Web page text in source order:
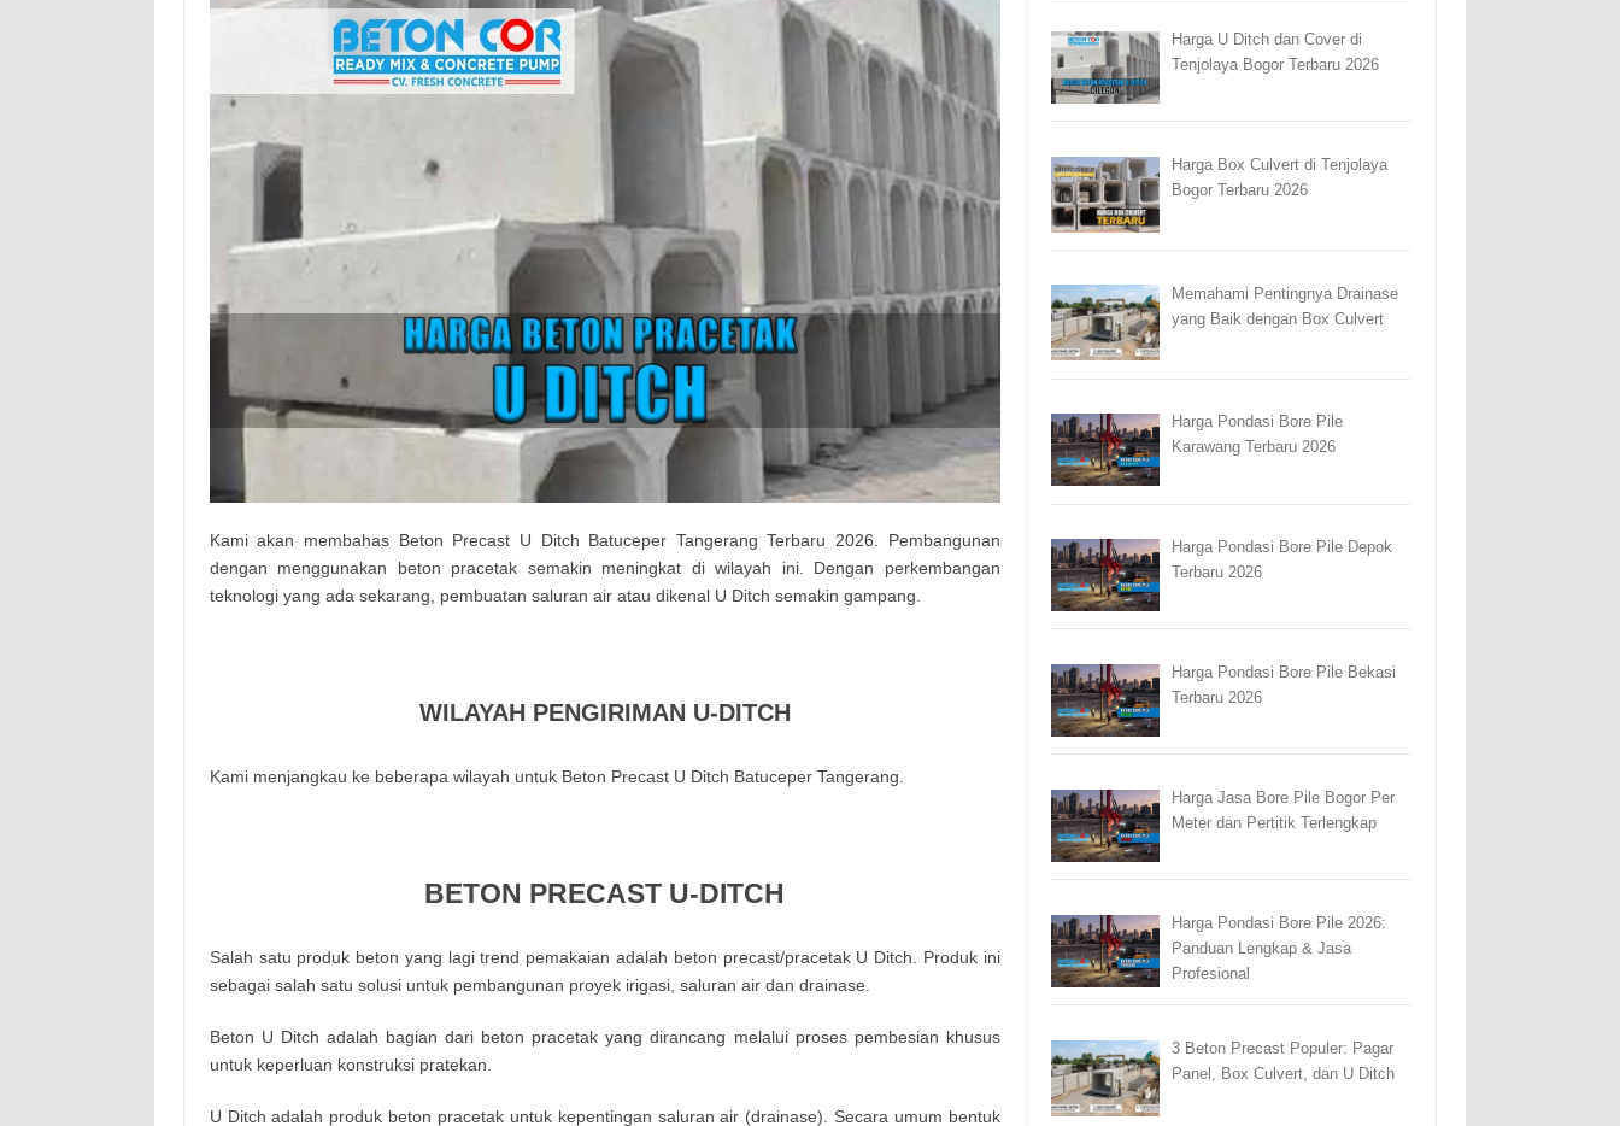
Kami akan membahas Beton Precast U Ditch Batuceper Tangerang Terbaru 2026. Pembangunan
dengan menggunakan beton pracetak semakin meningkat di wilayah ini. Dengan perkembangan
teknologi yang ada sekarang, pembuatan saluran air atau dikenal U Ditch semakin gampang.
WILAYAH PENGIRIMAN U-DITCH
Kami menjangkau ke beberapa wilayah untuk Beton Precast U Ditch Batuceper Tangerang.
BETON PRECAST U-DITCH
Salah satu produk beton yang lagi trend pemakaian adalah beton precast/pracetak U Ditch. Produk ini
sebagai salah satu solusi untuk pembangunan proyek irigasi, saluran air dan drainase.
Beton U Ditch adalah bagian dari beton pracetak yang dirancang melalui proses pembesian khusus
untuk keperluan konstruksi pratekan.
U Ditch adalah produk beton pracetak untuk kepentingan saluran air (drainase). Secara umum bentuk
Harga U Ditch dan Cover di
Tenjolaya Bogor Terbaru 2026
Harga Box Culvert di Tenjolaya
Bogor Terbaru 2026
Memahami Pentingnya Drainase
yang Baik dengan Box Culvert
Harga Pondasi Bore Pile
Karawang Terbaru 2026
Harga Pondasi Bore Pile Depok
Terbaru 2026
Harga Pondasi Bore Pile Bekasi
Terbaru 2026
Harga Jasa Bore Pile Bogor Per
Meter dan Pertitik Terlengkap
Harga Pondasi Bore Pile 2026:
Panduan Lengkap & Jasa
Profesional
3 Beton Precast Populer: Pagar
Panel, Box Culvert, dan U Ditch